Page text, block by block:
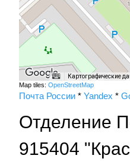
Картографические
Map tiles: OpenStreetMap
Почта России * Yandex *
Отделение
915404